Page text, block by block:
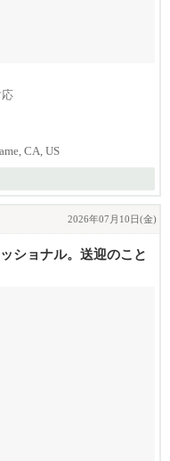
CA, US
2026年07月10日(金)
ショナル。送迎のこと